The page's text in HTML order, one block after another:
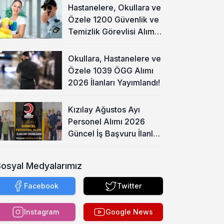
Hastanelere, Okullara ve
Özele 1200 Güvenlik ve
Temizlik Görevlisi Alımı
Okullara, Hastanelere ve
Özele 1039 ÖGG Alımı
2026 İlanları Yayımlandı!
Kızılay Ağustos Ayı
Personel Alımı 2026
Güncel İş Başvuru İlanları
Medyalarımız
Facebook Twitter
Instagram Google News